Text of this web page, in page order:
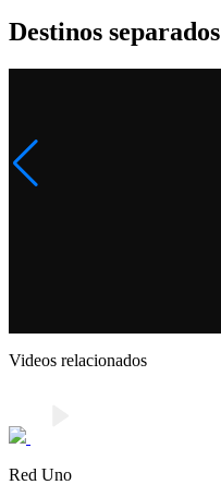
Destinos separados
Videos relacionados
Red Uno